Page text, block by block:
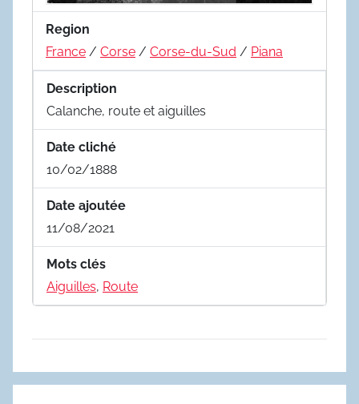
Region
France / Corse / Corse-du-Sud / Piana
Description
Calanche, route et aiguilles
Date cliché
10/02/1888
Date ajoutée
11/08/2021
Mots clés
Aiguilles, Route